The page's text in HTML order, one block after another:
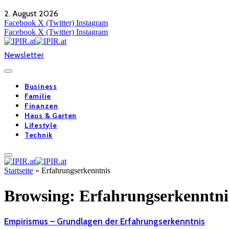
2. August 2026
Facebook X (Twitter) Instagram
Facebook X (Twitter) Instagram
Newsletter
Business
Familie
Finanzen
Haus & Garten
Lifestyle
Technik
Startseite » Erfahrungserkenntnis
Browsing:
Empirismus – Grundlagen der Erfahrungserkenntnis